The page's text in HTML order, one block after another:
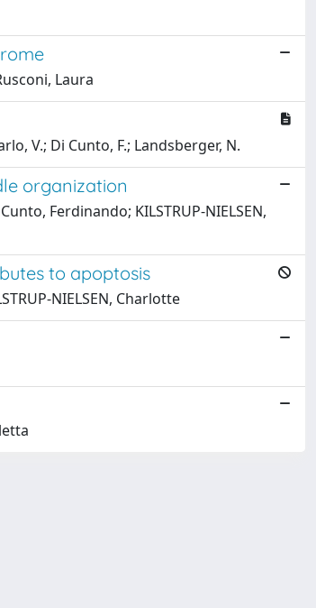
Laura
V.; Di Cunto, F.; Landsberger, N.
organization
Ferdinando; KILSTRUP-NIELSEN,
to apoptosis
NIELSEN, Charlotte